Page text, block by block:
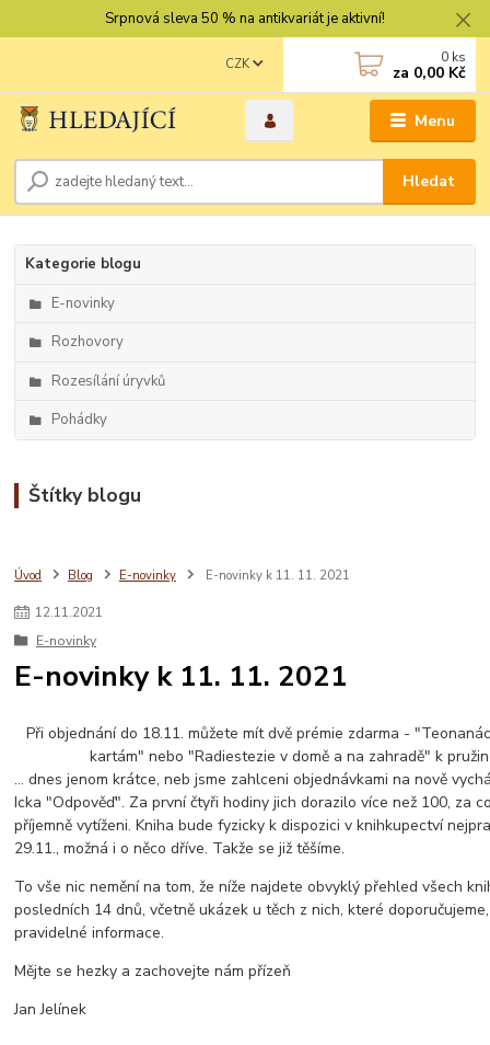
Srpnová sleva 50 % na antikvariát je aktivní!
Menu
CZK
Hledat
0 ks
za 0,00 Kč
Kategorie blogu
E-novinky
Rozhovory
Rozesílání úryvků
Pohádky
Štítky blogu
Úvod Blog E-novinky E-novinky k 11. 11. 2021
12.11.2021
E-novinky
E-novinky k 11. 11. 2021
Při objednání do 18.11. můžete mít dvě prémie zdarma -
kartám" nebo "Radiestezie v domě a na zahradě" k
... dnes jenom krátce, neb jsme zahlceni objednávkami na nově
Icka "Odpověď". Za první čtyři hodiny jich dorazilo více než 100, za
příjemně vytíženi. Kniha bude fyzicky k dispozici v knihkupectví
29.11., možná i o něco dříve. Takže se již těšíme.
To vše nic nemění na tom, že níže najdete obvyklý přehled všech
posledních 14 dnů, včetně ukázek u těch z nich, které
pravidelné informace.
Mějte se hezky a zachovejte nám přízeň
Jan Jelínek